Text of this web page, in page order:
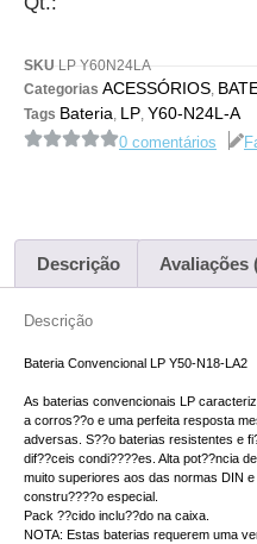
SKU LP Y60N24LA
Categorias ACESSÓRIOS,
Tags Bateria, LP, Y60-N24L-A
0 comentários
Descrição Avaliações
Descrição
Bateria Convencional LP Y50-N18-LA2
As baterias convencionais LP
a corros??o e uma perfeita resposta
adversas. S??o baterias resistentes e
dif??ceis condi????es. Alta pot??ncia
muito superiores aos das normas DIN
constru????o especial.
Pack ??cido inclu??do na caixa.
NOTA: Estas baterias requerem uma